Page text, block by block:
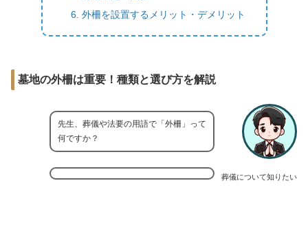
外柵を設置するメリット・デメリット
墓地の外柵は重要！種類と選び方を解説
葬儀について知りたい
先生、葬儀や法要の用語で「外柵」って
何ですか？